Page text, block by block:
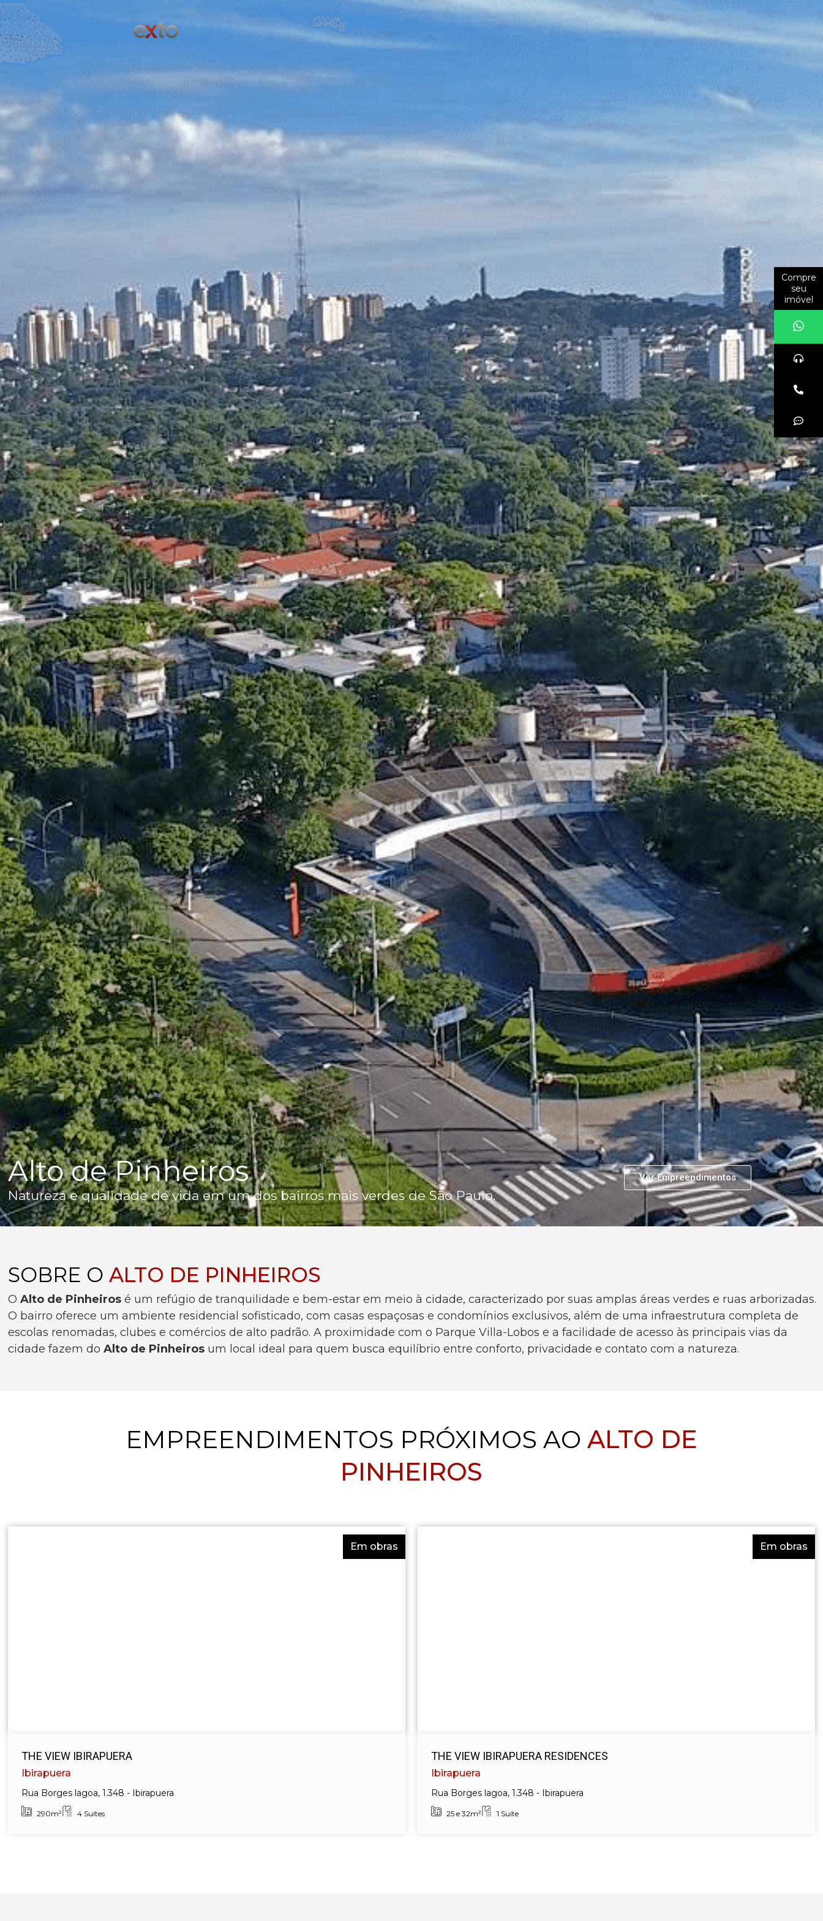
Alto de Pinheiros
Natureza e qualidade de vida em um dos bairros mais verdes de São Paulo.
Ver Empreendimentos
SOBRE OALTO DE PINHEIROS
OAlto de Pinheiros é um refúgio de tranquilidade e bem-estar em meio à cidade, caracterizado por suas amplas áreas verdes e ruas arborizadas.
O bairro oferece um ambiente residencial sofisticado, com casas espaçosas e condomínios exclusivos, além de uma infraestrutura completa de
escolas renomadas, clubes e comércios de alto padrão. A proximidade com o Parque Villa-Lobos e a facilidade de acesso às principais vias da
cidade fazem doAlto de Pinheiros um local ideal para quem busca equilíbrio entre conforto, privacidade e contato com a natureza.
Em obras
THE VIEW IBIRAPUERA
Ibirapuera
Rua Borges lagoa, 1.348 - Ibirapuera
290m² 4 Suítes
Em obras
THE VIEW IBIRAPUERA RESIDENCES
Ibirapuera
Rua Borges lagoa, 1.348 - Ibirapuera
25 e 32m² 1 Suíte
EMPREENDIMENTOS PRÓXIMOS AO ALTO DE
PINHEIROS
Compre
seu
imóvel